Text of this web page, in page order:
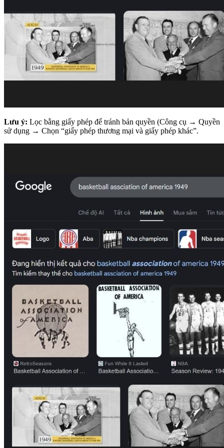
Lưu ý: Lọc bằng giấy phép để tránh bản quyền (Công cụ → Quyền
sử dụng → Chọn “giấy phép thương mại và giấy phép khác”.